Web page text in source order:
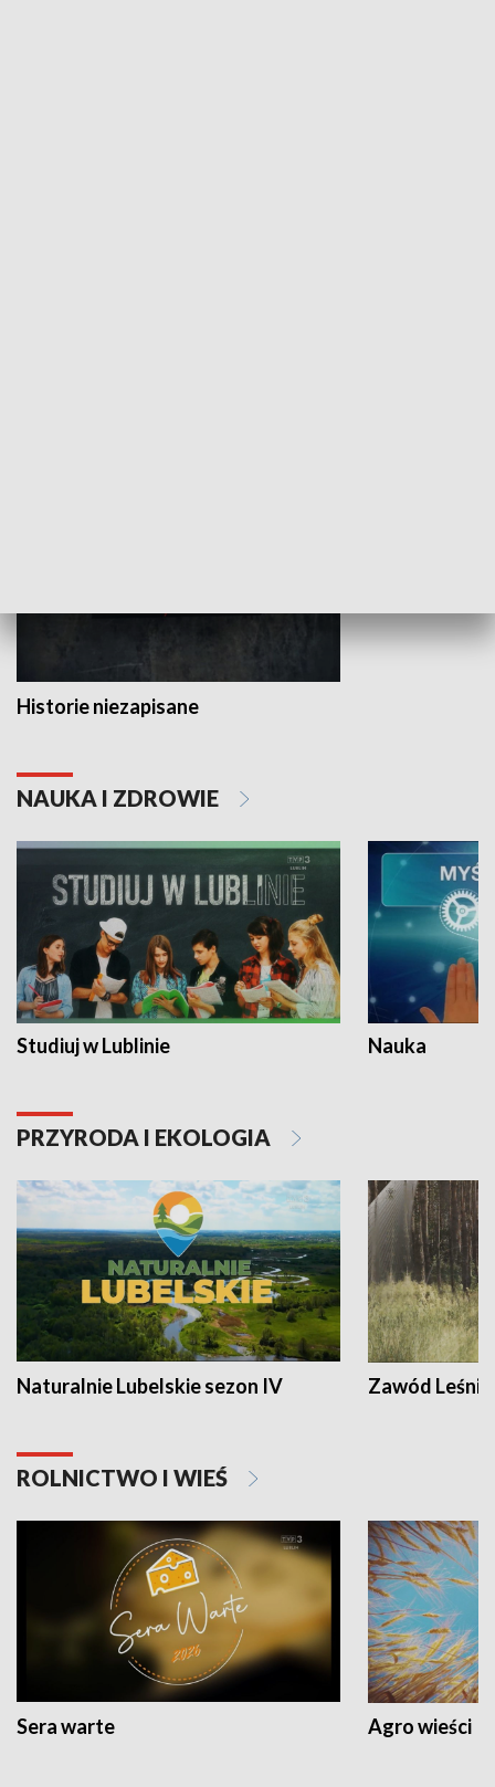
Historie niezapisane
NAUKA I ZDROWIE
Studiuj w Lublinie Nauka
PRZYRODA I EKOLOGIA
Naturalnie Lubelskie sezon IV Zawód Leśnik
ROLNICTWO I WIEŚ
Sera warte Agro wieści